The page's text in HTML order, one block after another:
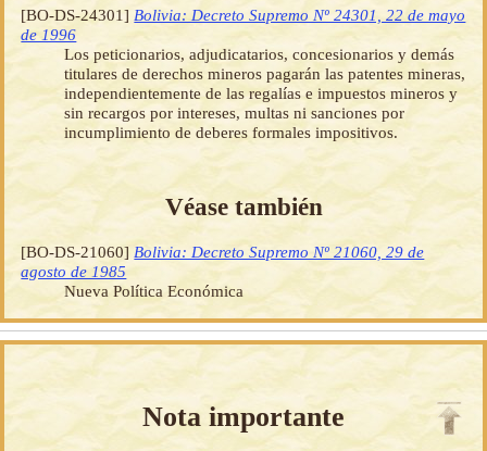
[BO-DS-24301] Bolivia: Decreto Supremo Nº 24301, 22 de mayo
de 1996
Los peticionarios, adjudicatarios, concesionarios y demás
titulares de derechos mineros pagarán las patentes mineras,
independientemente de las regalías e impuestos mineros y
sin recargos por intereses, multas ni sanciones por
incumplimiento de deberes formales impositivos.
Véase también
[BO-DS-21060] Bolivia: Decreto Supremo Nº 21060, 29 de
agosto de 1985
Nueva Política Económica
Nota importante